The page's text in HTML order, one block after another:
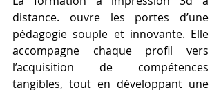
distance. ouvre les portes d’une
pédagogie souple et innovante. Elle
accompagne chaque profil vers
l’acquisition de compétences
tangibles, tout en développant une